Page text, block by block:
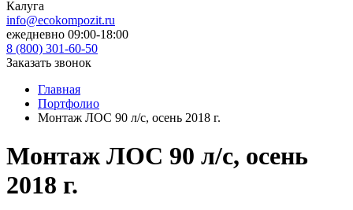
Калуга
info@ecokompozit.ru
ежедневно 09:00-18:00
8 (800) 301-60-50
Заказать звонок
Главная
Портфолио
Монтаж ЛОС 90 л/с, осень 2018 г.
Монтаж ЛОС 90 л/с, осень
2018 г.